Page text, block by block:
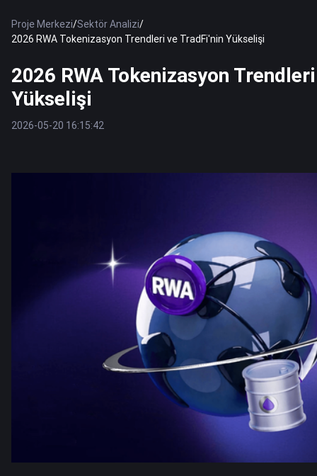
Proje Merkezi/Sektör Analizi/
2026 RWA Tokenizasyon Trendleri ve TradFi'nin Yükselişi
2026 RWA Tokenizasyon
Yükselişi
2026-05-20 16:15:42